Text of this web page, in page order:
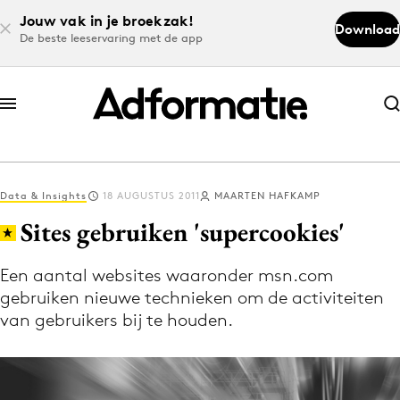
Jouw vak in je broekzak!
De beste leeservaring met de app
Download
Abonneer nu
Abonneer nu
Log in
Download de app
Volg het laatste nieuws via de Adformatie
Nieuws app
Data & Insights 18 AUGUSTUS 2011 MAARTEN HAFKAMP
Sites gebruiken 'supercookies'
Een aantal websites waaronder msn.com
gebruiken nieuwe technieken om de activiteiten
van gebruikers bij te houden.